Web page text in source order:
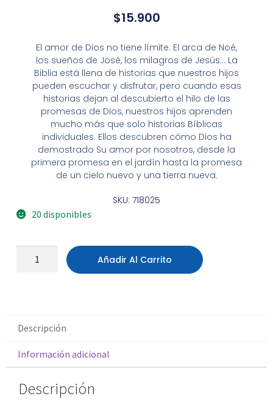
$15.900
El amor de Dios no tiene límite. El arca de Noé,
los sueños de José, los milagros de Jesús… La
Biblia está llena de historias que nuestros hijos
pueden escuchar y disfrutar, pero cuando esas
historias dejan al descubierto el hilo de las
promesas de Dios, nuestros hijos aprenden
mucho más que solo historias Bíblicas
individuales. Ellos descubren cómo Dios ha
demostrado Su amor por nosotros, desde la
primera promesa en el jardín hasta la promesa
de un cielo nuevo y una tierra nueva.
SKU: 718025
20 disponibles
Añadir Al Carrito
Descripción
Información adicional
Descripción